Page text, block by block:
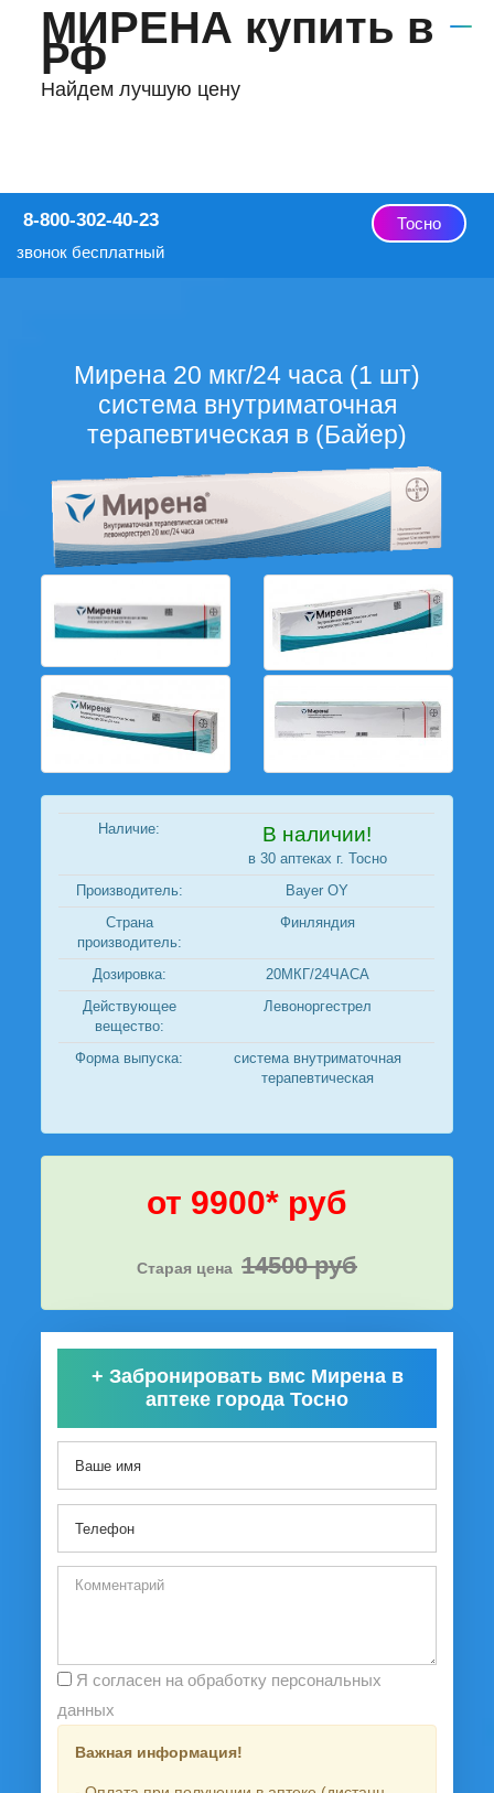
МИРЕНА купить в
РФ
Найдем лучшую цену
8-800-302-40-23
звонок бесплатный
Тосно
Мирена 20 мкг/24 часа (1 шт)
система внутриматочная
терапевтическая в (Байер)
Наличие: В наличии!
в 30 аптеках г. Тосно
Производитель:
Bayer OY
Страна
производитель:
Финляндия
Дозировка:
20МКГ/24ЧАСА
Действующее
вещество:
Левоноргестрел
Форма выпуска:
система внутриматочная
терапевтическая
от 9900* руб
Старая цена 14500 руб
+ Забронировать вмс Мирена в
аптеке города Тосно
данных
Важная информация!